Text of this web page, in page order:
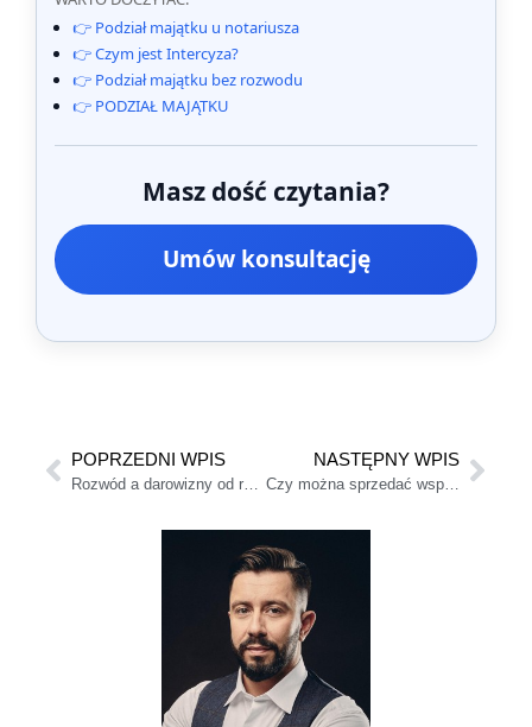
👉 Podział majątku u notariusza
👉 Czym jest Intercyza?
👉 Podział majątku bez rozwodu
👉 PODZIAŁ MAJĄTKU
Masz dość czytania?
Umów konsultację
POPRZEDNI WPIS NASTĘPNY WPIS
Czy można sprzedać wspólny majątek przed rozwodem?